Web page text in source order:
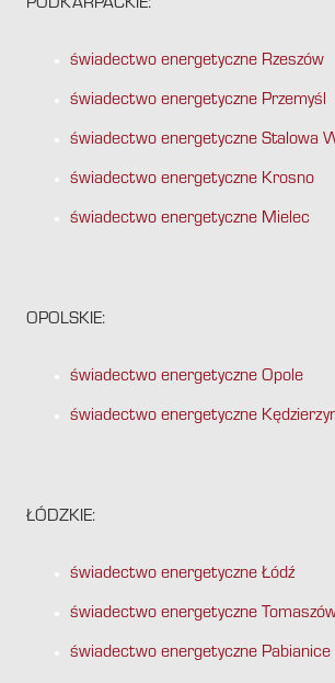
PODKARPACKIE:
świadectwo energetyczne Rzeszów
świadectwo energetyczne Przemyśl
świadectwo energetyczne Stalowa
świadectwo energetyczne Krosno
świadectwo energetyczne Mielec
OPOLSKIE:
świadectwo energetyczne Opole
świadectwo energetyczne
ŁÓDZKIE:
świadectwo energetyczne Łódź
świadectwo energetyczne
świadectwo energetyczne Pabianice